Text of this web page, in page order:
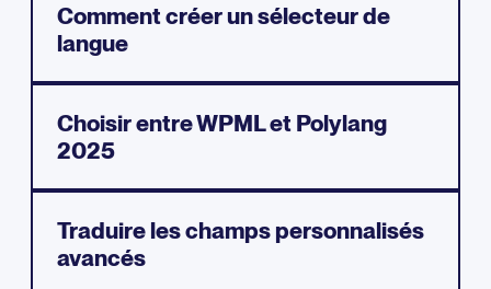
Comment créer un sélecteur de
langue
Choisir entre WPML et Polylang
2025
Traduire les champs personnalisés
avancés